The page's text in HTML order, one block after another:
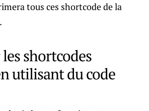
tous ces shortcode de la
shortcodes
utilisant du code